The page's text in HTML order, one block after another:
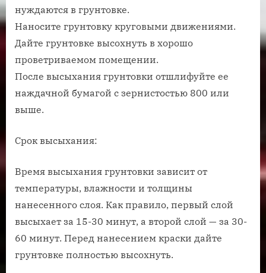
нуждаются в грунтовке.
Наносите грунтовку круговыми движениями.
Дайте грунтовке высохнуть в хорошо
проветриваемом помещении.
После высыхания грунтовки отшлифуйте ее
наждачной бумагой с зернистостью 800 или
выше.
Срок высыхания:
Время высыхания грунтовки зависит от
температуры, влажности и толщины
нанесенного слоя. Как правило, первый слой
высыхает за 15-30 минут, а второй слой — за 30-
60 минут. Перед нанесением краски дайте
грунтовке полностью высохнуть.